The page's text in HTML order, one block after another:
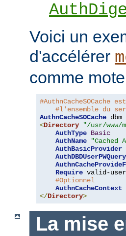
Voici un
d'accélérer
comme
#l'ensemble du
AuthnCacheSOCache
<Directory "/usr/www/
AuthType Basic
AuthName
"Cached
AuthBasicProvider
AuthDBDUserPWQuery
Require valid-user
#Optionnel
AuthnCacheContext
</Directory>
La mise